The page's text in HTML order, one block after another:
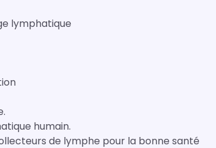
lymphatique
humain.
de lymphe pour la bonne santé